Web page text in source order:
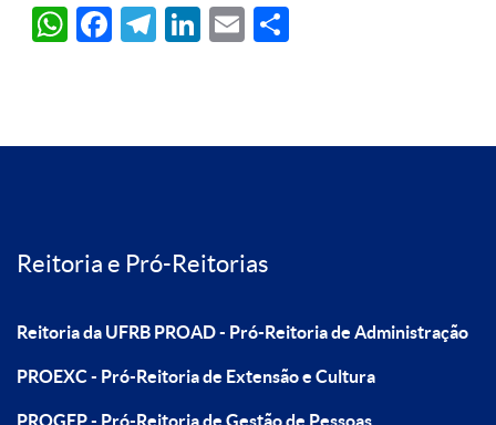
WhatsApp
Facebook
Telegram
LinkedIn
Email
Reitoria e Pró-Reitorias
Reitoria da UFRB PROAD - Pró-Reitoria de Administração
PROEXC - Pró-Reitoria de Extensão e Cultura
PROGEP - Pró-Reitoria de Gestão de Pessoas